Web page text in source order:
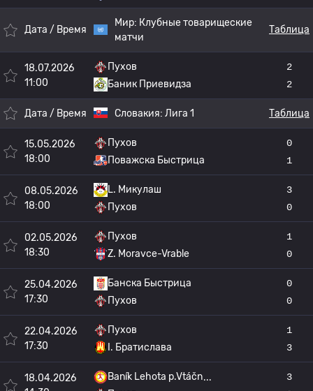
Дата / Время
Мир: Клубные товарищеские
матчи
Таблица
18.07.2026
11:00
Пухов
Баник Приевидза
2
2
Дата / Время Словакия: Лига 1 Таблица
15.05.2026
18:00
Пухов
Поважска Быстрица
0
1
08.05.2026
18:00
L. Микулаш
Пухов
3
0
02.05.2026
18:30
Пухов
Z. Moravce-Vrable
1
0
25.04.2026
17:30
Банска Быстрица
Пухов
0
0
22.04.2026
17:30
Пухов
I. Братислава
1
3
18.04.2026
Baník Lehota p.Vtáčn
3